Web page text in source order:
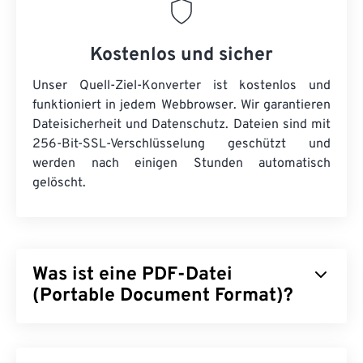
Kostenlos und sicher
Unser Quell-Ziel-Konverter ist kostenlos und
funktioniert in jedem Webbrowser. Wir garantieren
Dateisicherheit und Datenschutz. Dateien sind mit
256-Bit-SSL-Verschlüsselung geschützt und
werden nach einigen Stunden automatisch
gelöscht.
Was ist eine PDF-Datei
(Portable Document Format)?